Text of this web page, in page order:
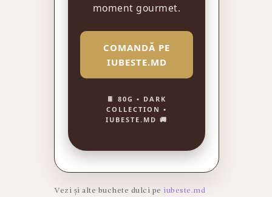
moment gourmet.
COMANDĂ PE
IUBESTE.MD
🍫 80G • DARK
COLLECTION •
IUBESTE.MD 🚚
Vezi și alte buchete dulci pe iubeste.md